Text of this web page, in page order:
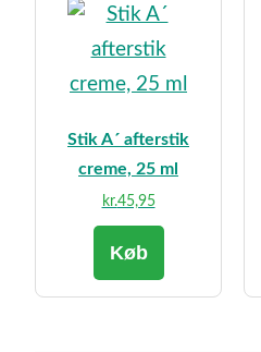
Stik A´ afterstik
creme, 25 ml
kr.45,95
Køb